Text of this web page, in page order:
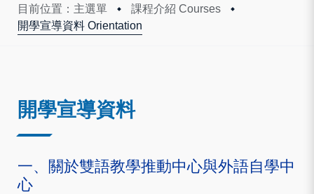
目前位置：主選單
課程介紹 Courses
開學宣導資料 Orientation
開學宣導資料
一、關於雙語教學推動中心與外語自學中
心